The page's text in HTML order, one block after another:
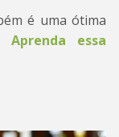
é uma ótima
Aprenda essa